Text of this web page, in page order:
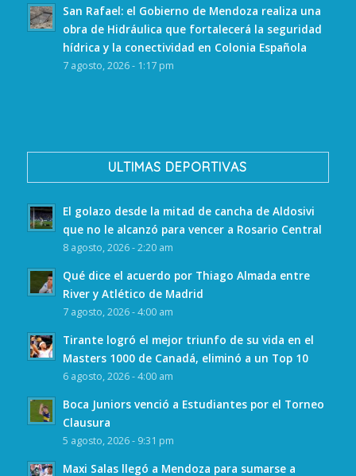
San Rafael: el Gobierno de Mendoza realiza una
obra de Hidráulica que fortalecerá la seguridad
hídrica y la conectividad en Colonia Española
7 agosto, 2026 - 1:17 pm
ULTIMAS DEPORTIVAS
El golazo desde la mitad de cancha de Aldosivi
que no le alcanzó para vencer a Rosario Central
8 agosto, 2026 - 2:20 am
Qué dice el acuerdo por Thiago Almada entre
River y Atlético de Madrid
7 agosto, 2026 - 4:00 am
Tirante logró el mejor triunfo de su vida en el
Masters 1000 de Canadá, eliminó a un Top 10
6 agosto, 2026 - 4:00 am
Boca Juniors venció a Estudiantes por el Torneo
Clausura
5 agosto, 2026 - 9:31 pm
Maxi Salas llegó a Mendoza para sumarse a